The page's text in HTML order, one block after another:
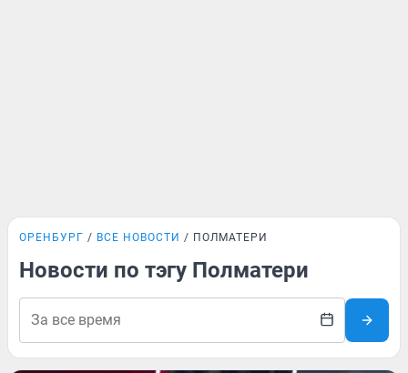
ОРЕНБУРГ ВСЕ НОВОСТИ ПОЛМАТЕРИ
Новости по тэгу Полматери